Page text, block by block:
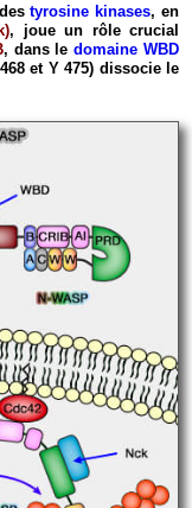
tyrosine kinases, en
, joue un rôle crucial
, dans le domaine WBD
et Y 475) dissocie le